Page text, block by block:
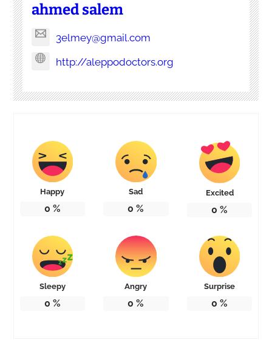
ahmed salem
3elmey@gmail.com
http://aleppodoctors.org
Happy
0 %
Sad
0 %
Excited
0 %
Sleepy
0 %
Angry
0 %
Surprise
0 %